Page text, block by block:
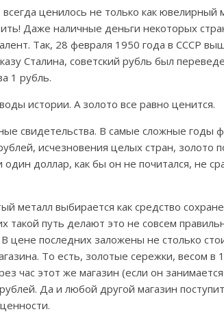
ценилось не только как ювелирный
Даже наличные деньги некоторых
Так, 28 февраля 1950 года в СССР
Сталина, советский рубль был
1 рубль.
истории. А золото все равно ценится.
свидетельства. В самые сложные годы
исчезновения целых стран, золото
доллар, как бы он не почитался, не
металл выбирается как средство
такой путь делают это не совсем
цене последних заложены не столько
То есть, золотые сережки, весом в
час этот же магазин (если он
Да и любой другой магазин